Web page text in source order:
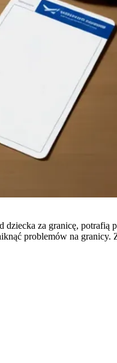
za granicę, potrafią
problemów na granicy.